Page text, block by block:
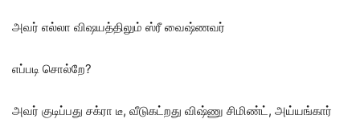
அவர் எல்லா விஷயத்திலும் ஸ்ரீ வைஷ்ணவர்
எப்படி சொல்றே?
அவர் குடிப்பது சக்ரா டீ, வீடுகட்றது விஷ்ணு சிமிண்ட், அய்யங்கார்